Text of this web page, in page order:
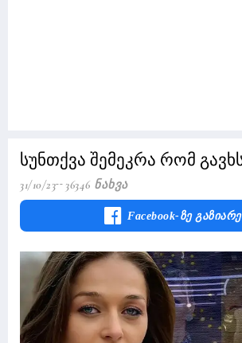
სუნთქვა შემეკრა რომ
31/10/23 36346 Ნახვა
Facebook-Ზე